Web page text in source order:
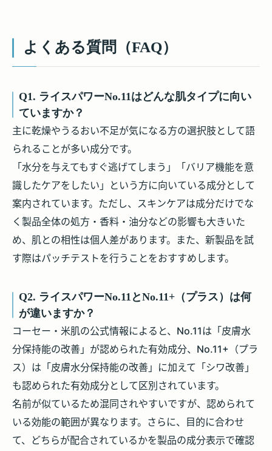
よくある質問（FAQ）
Q1. ライスパワーNo.11はどんな肌タイプに向い
ていますか？
主に乾燥やうるおい不足が気になる方の選択肢として語
られることが多い成分です。
「水分を与えてもすぐ逃げてしまう」「バリア機能を意
識したケアをしたい」という方に向いている成分として
案内されています。ただし、スキンケアは成分だけでな
く製品全体の処方・香料・油分などの影響も大きいた
め、肌との相性は個人差があります。また、新製品を試
す際はパッチテストを行うことをおすすめします。
Q2. ライスパワーNo.11とNo.11+（プラス）は何
が違いますか？
コーセー・米肌の公式情報によると、 No.11は「皮膚水
分保持能の改善」 が認められた有効成分、 No.11+（プラ
ス）は「皮膚水分保持能の改善」に加えて「シワ改善」
も認められた有効成分として区別されています。
名前が似ているため混同されやすいですが、認められて
いる効能の範囲が異なります。さらに、目的に合わせ
て、どちらが配合されているかを製品の成分表示で確認